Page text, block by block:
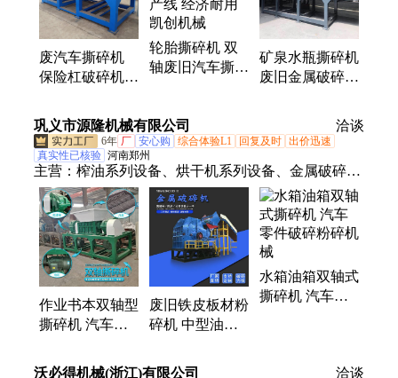
机、型煤设备、加气混凝土设备、加气块设备、加气
砖设备、加气砖生产线、加气块生产线设备、烘干
机、废纸打包机、秸秆打包机、烘干机设备、木材粉
碎机、建筑装修垃圾处理设备
废汽车撕碎机
保险杠破碎机
订制服务 凯创
机械
轮胎撕碎机 双
轴废旧汽车撕碎
创机械
矿泉水瓶撕碎机
废旧金属破碎机
户信赖 凯创机
械
巩义市源隆机械有限公司 洽谈
6年 厂 安心购 综合体验L1 回复及时 出价迅速
真实性已核验 河南郑州
主营： 榨油系列设备、烘干机系列设备、金属破碎机
系列设备、撕碎机、砂石线系列设备、铜米机、制碳
系列设备
作业书本双轴型
撕碎机 汽车门
废旧铁皮板材粉
碎机 中型油漆
汽车外壳破解破
水箱油箱双轴式
撕碎机 汽车零
沃必得机械(浙江)有限公司 洽谈